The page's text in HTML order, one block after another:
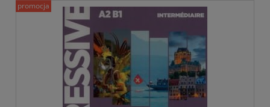
promocja